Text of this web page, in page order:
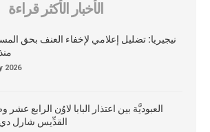
الأخبار الأكثر قراءة
نيجيريا: تضليل إعلامي لإخفاء العنف بحق
2026
العبوديَّة بين اعتذار البابا لاوُن الرابع
القدِّيس شارل